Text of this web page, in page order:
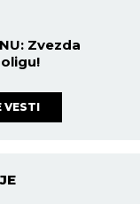
Zvezda
VESTI